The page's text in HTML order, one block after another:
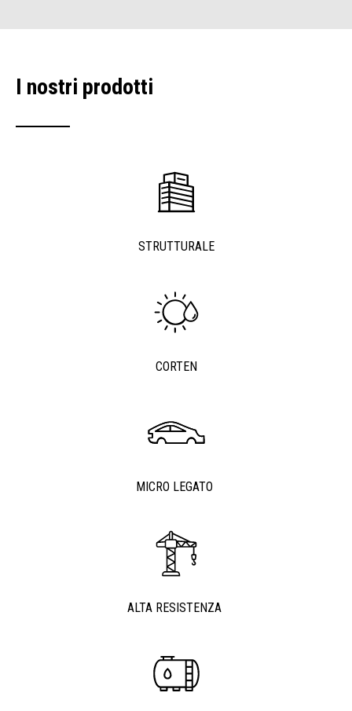
I nostri prodotti
STRUTTURALE
CORTEN
MICRO LEGATO
ALTA RESISTENZA